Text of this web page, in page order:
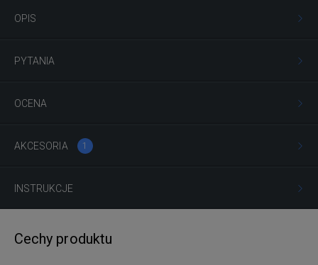
OPIS
PYTANIA
OCENA
AKCESORIA 1
INSTRUKCJE
Cechy produktu